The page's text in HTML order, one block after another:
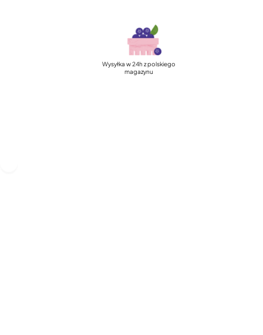
Wysyłka w 24h z polskiego
magazynu